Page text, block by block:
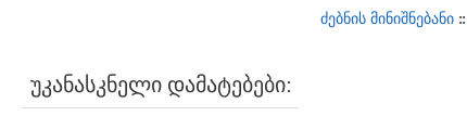
ძებნის მინიშნებანი ::
უკანასკნელი დამატებები: